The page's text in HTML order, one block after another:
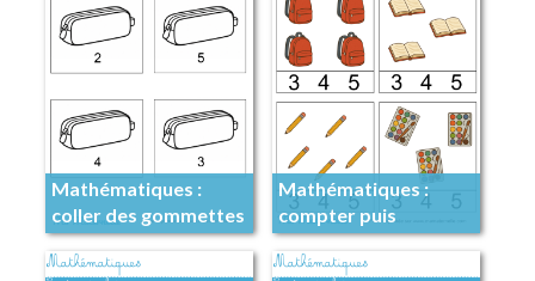
Mathématiques :
coller des gommettes
en fonction du
nombre donné
Mathématiques :
compter puis
entourer